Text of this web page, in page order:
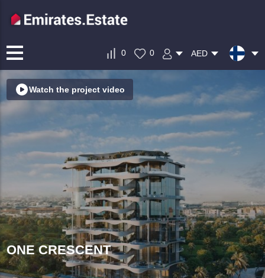
0 0 AED
Watch the project video
ONE CRESCENT